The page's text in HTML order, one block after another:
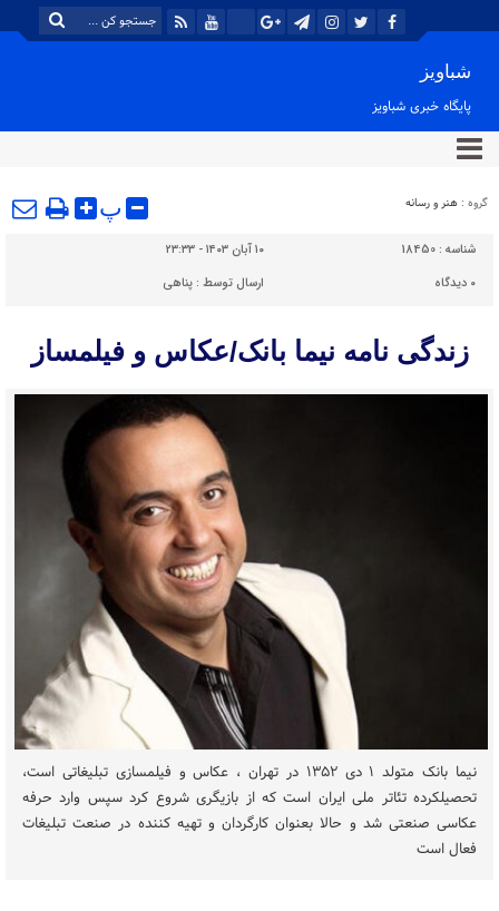
شباویز
پایگاه خبری شباویز
گروه : هنر و رسانه پ
شناسه : 18450
۱۰ آبان ۱۴۰۳ - ۲۳:۳۳
۰ دیدگاه ارسال توسط :پناهی
زندگی نامه نیما بانک/عکاس و فیلمساز
نیما بانک متولد ۱ دی ۱۳۵۲ در تهران ، عکاس و فیلمسازی تبلیغاتی است،
تحصیلکرده تئاتر ملی ایران است که از بازیگری شروع کرد سپس وارد حرفه
عکاسی صنعتی شد و حالا بعنوان کارگردان و تهیه کننده در صنعت تبلیغات
فعال است